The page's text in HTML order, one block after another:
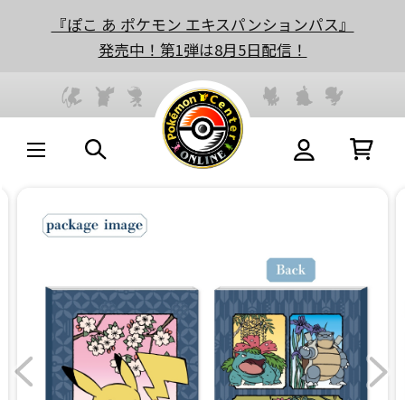
『ぽこ あ ポケモン エキスパンションパス』
発売中！第1弾は8月5日配信！